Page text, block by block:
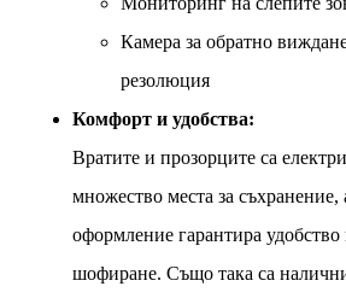
Камера за обратно
резолюция
Комфорт и удобства:
Вратите и прозорците са
множество места за
оформление гарантира
шофиране. Също така са